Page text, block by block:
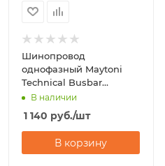
Шинопровод
однофазный Maytoni
Technical Busbar
Trunking TRX001-111W
В наличии
1 140 руб./шт
В корзину